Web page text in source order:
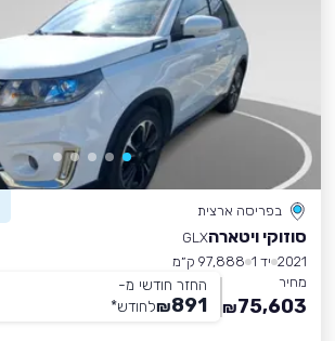
בפריסה ארצית
סוזוקי ויטארהGLX
2021 יד 1
97,888 ק״מ
מחיר
75,603
₪
החזר חודשי מ-
891
₪לחודש*